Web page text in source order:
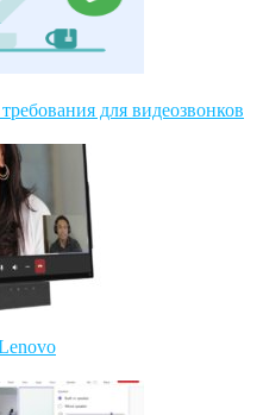
для видеозвонков